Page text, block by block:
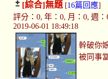
[綜合]無題[16篇回應]
評分：0, 年：0, 月：0, 週
2019-06-01 18:49:18
幹破你
被同事